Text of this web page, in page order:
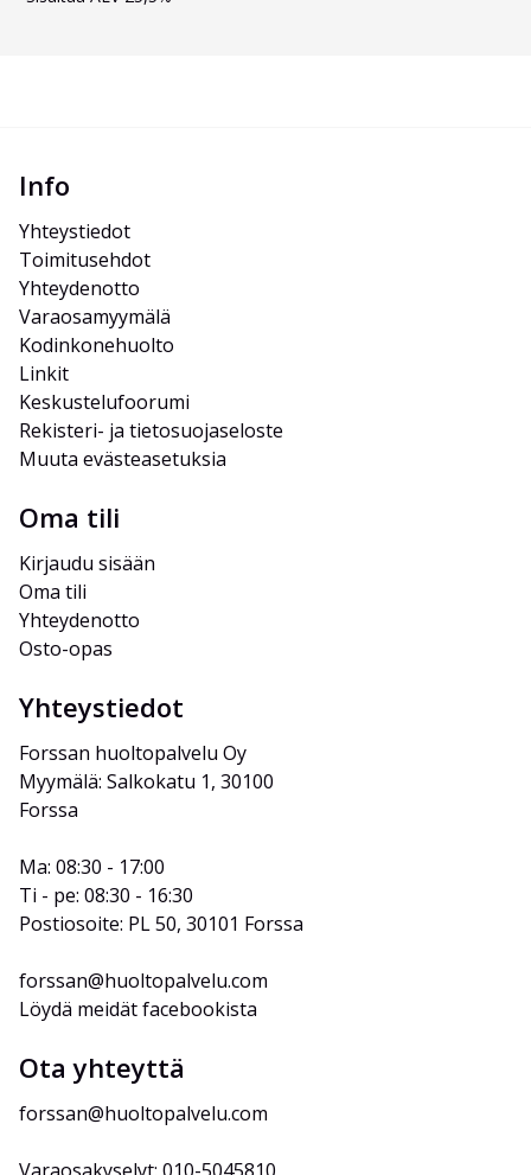
Info
Yhteystiedot
Toimitusehdot
Yhteydenotto
Varaosamyymälä
Kodinkonehuolto
Linkit
Keskustelufoorumi
Rekisteri- ja tietosuojaseloste
Muuta evästeasetuksia
Oma tili
Kirjaudu sisään
Oma tili
Yhteydenotto
Osto-opas
Yhteystiedot
Forssan huoltopalvelu Oy
Myymälä: Salkokatu 1, 30100
Forssa
Ma: 08:30 - 17:00
Ti - pe: 08:30 - 16:30
Postiosoite: PL 50, 30101 Forssa
forssan@huoltopalvelu.com
Löydä meidät facebookista
Ota yhteyttä
forssan@huoltopalvelu.com